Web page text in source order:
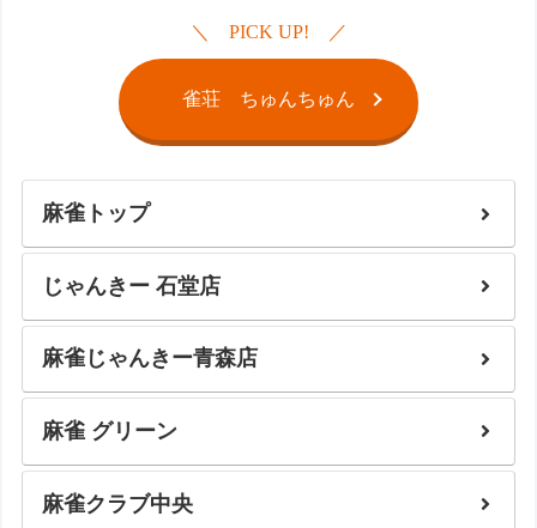
PICK UP!
雀荘 ちゅんちゅん
麻雀トップ
じゃんきー 石堂店
麻雀じゃんきー青森店
麻雀 グリーン
麻雀クラブ中央